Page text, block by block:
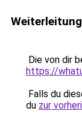
Die von dir
https://
Falls du
du zur